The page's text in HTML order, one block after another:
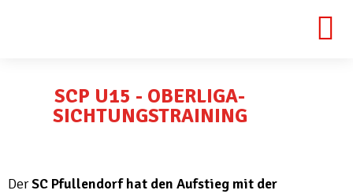
SCP U15 - OBERLIGA-
SICHTUNGSTRAINING
DerSC Pfullendorf hat den Aufstieg mit der